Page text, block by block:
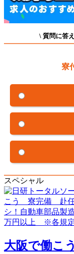
\ 質問に答え
寮
スペシャル
大阪で働こ